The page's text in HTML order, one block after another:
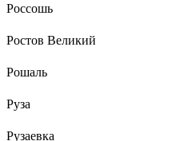
Россошь
Ростов Великий
Рошаль
Руза
Рузаевка